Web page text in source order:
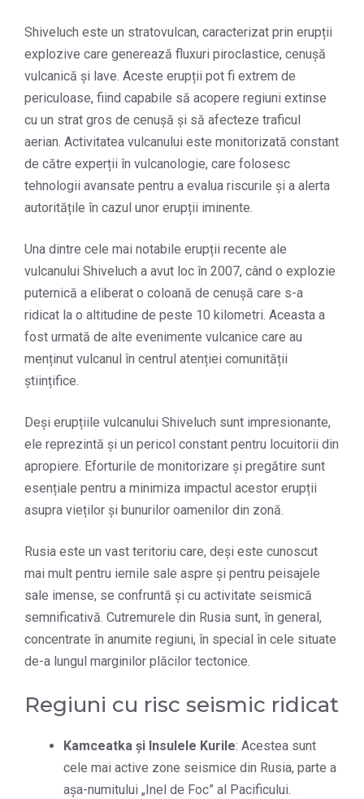
Shiveluch este un stratovulcan, caracterizat prin erupții
explozive care generează fluxuri piroclastice, cenușă
vulcanică și lave. Aceste erupții pot fi extrem de
periculoase, fiind capabile să acopere regiuni extinse
cu un strat gros de cenușă și să afecteze traficul
aerian. Activitatea vulcanului este monitorizată constant
de către experții în vulcanologie, care folosesc
tehnologii avansate pentru a evalua riscurile și a alerta
autoritățile în cazul unor erupții iminente.
Una dintre cele mai notabile erupții recente ale
vulcanului Shiveluch a avut loc în 2007, când o explozie
puternică a eliberat o coloană de cenușă care s-a
ridicat la o altitudine de peste 10 kilometri. Aceasta a
fost urmată de alte evenimente vulcanice care au
menținut vulcanul în centrul atenției comunității
științifice.
Deși erupțiile vulcanului Shiveluch sunt impresionante,
ele reprezintă și un pericol constant pentru locuitorii din
apropiere. Eforturile de monitorizare și pregătire sunt
esențiale pentru a minimiza impactul acestor erupții
asupra vieților și bunurilor oamenilor din zonă.
Rusia este un vast teritoriu care, deși este cunoscut
mai mult pentru iernile sale aspre și pentru peisajele
sale imense, se confruntă și cu activitate seismică
semnificativă. Cutremurele din Rusia sunt, în general,
concentrate în anumite regiuni, în special în cele situate
de-a lungul marginilor plăcilor tectonice.
Regiuni cu risc seismic ridicat
Kamceatka și Insulele Kurile: Acestea sunt
cele mai active zone seismice din Rusia, parte a
așa-numitului „Inel de Foc” al Pacificului.